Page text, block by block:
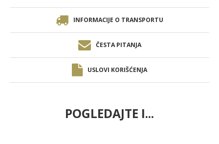
INFORMACIJE O TRANSPORTU
ČESTA PITANJA
USLOVI KORIŠĆENJA
POGLEDAJTE I...